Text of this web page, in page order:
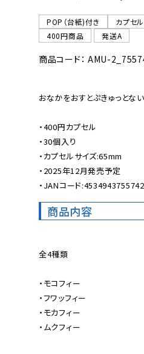
POP（台紙)付き
カプセ
400円商品
発送A
商品コード： AMU-
おなかをおすとぷきゅっとない
・400円カプセル
・30個入り
・カプセルサイズ:65mm
・2025年12月発売予定
・JANコード:4534943755742
商品内容
全4種類
・モコフィー
・フワッフィー
・モカフィー
・ムクフィー